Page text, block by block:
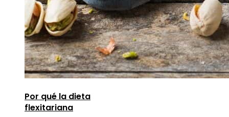
Por qué la dieta
flexitariana